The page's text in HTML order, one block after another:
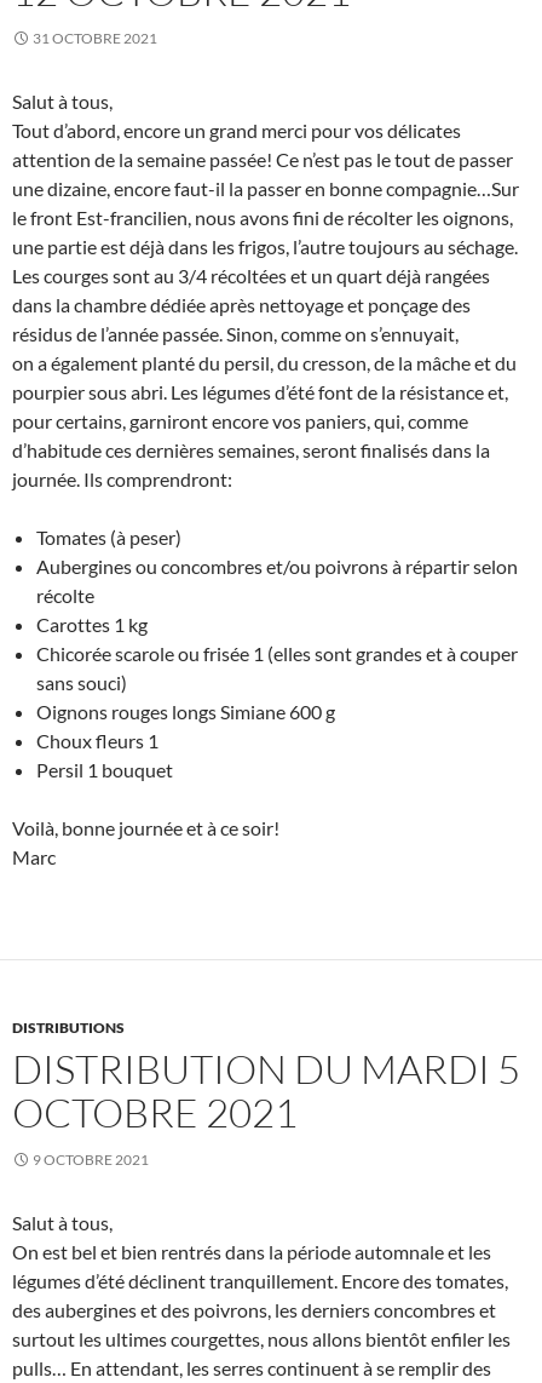
31 OCTOBRE 2021
Salut à tous,
Tout d’abord, encore un grand merci pour vos délicates
attention de la semaine passée! Ce n’est pas le tout de passer
une dizaine, encore faut-il la passer en bonne compagnie…Sur
le front Est-francilien, nous avons fini de récolter les oignons,
une partie est déjà dans les frigos, l’autre toujours au séchage.
Les courges sont au 3/4 récoltées et un quart déjà rangées
dans la chambre dédiée après nettoyage et ponçage des
résidus de l’année passée. Sinon, comme on s’ennuyait,
on a également planté du persil, du cresson, de la mâche et du
pourpier sous abri. Les légumes d’été font de la résistance et,
pour certains, garniront encore vos paniers, qui, comme
d’habitude ces dernières semaines, seront finalisés dans la
journée. Ils comprendront:
Tomates (à peser)
Aubergines ou concombres et/ou poivrons à répartir selon
récolte
Carottes 1 kg
Chicorée scarole ou frisée 1 (elles sont grandes et à couper
sans souci)
Oignons rouges longs Simiane 600 g
Choux fleurs 1
Persil 1 bouquet
Voilà, bonne journée et à ce soir!
Marc
DISTRIBUTIONS
DISTRIBUTION DU MARDI 5
OCTOBRE 2021
9 OCTOBRE 2021
Salut à tous,
On est bel et bien rentrés dans la période automnale et les
légumes d’été déclinent tranquillement. Encore des tomates,
des aubergines et des poivrons, les derniers concombres et
surtout les ultimes courgettes, nous allons bientôt enfiler les
pulls… En attendant, les serres continuent à se remplir des